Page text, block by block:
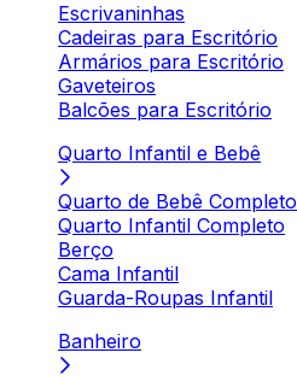
Escrivaninhas
Cadeiras para Escritório
Armários para Escritório
Gaveteiros
Balcões para Escritório
Quarto Infantil e Bebê
Quarto de Bebê Completo
Quarto Infantil Completo
Berço
Cama Infantil
Guarda-Roupas Infantil
Banheiro